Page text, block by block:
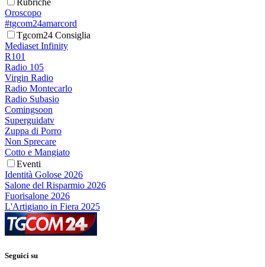
Rubriche
Oroscopo
#tgcom24amarcord
Tgcom24 Consiglia
Mediaset Infinity
R101
Radio 105
Virgin Radio
Radio Montecarlo
Radio Subasio
Comingsoon
Superguidatv
Zuppa di Porro
Non Sprecare
Cotto e Mangiato
Eventi
Identità Golose 2026
Salone del Risparmio 2026
Fuorisalone 2026
L'Artigiano in Fiera 2025
Seguici su